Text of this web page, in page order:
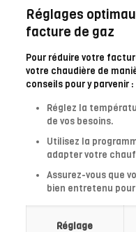
Réglages
facture de gaz
Pour réduire votre
votre chaudière de
conseils pour y parvenir :
Réglez la
de vos besoins.
Utilisez la
adapter votre
Assurez-vous que
bien entretenu
Réglage